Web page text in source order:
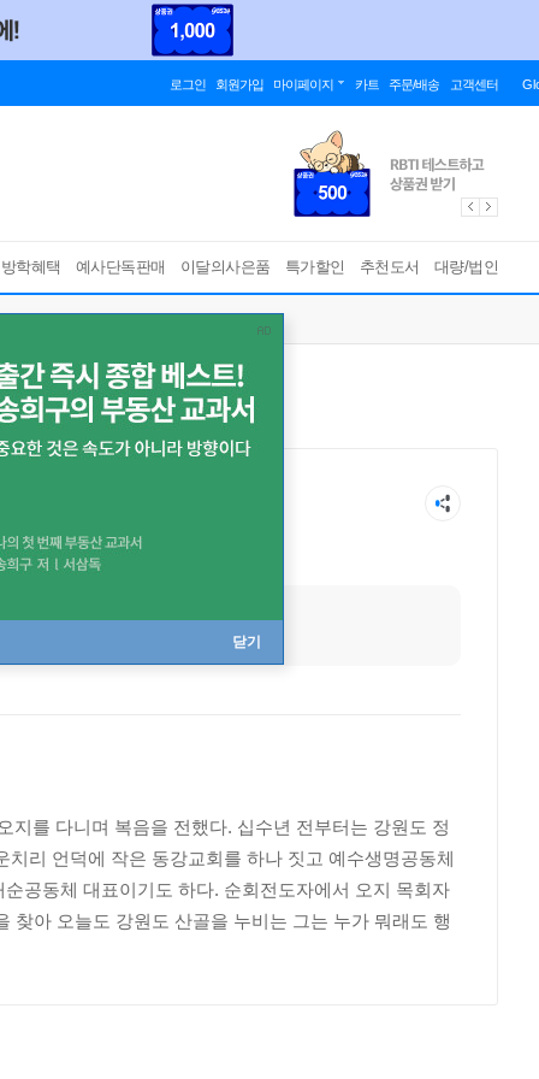
로그인 회원가입 마이페이지 카트 주문/배송 고객센터
학혜택 예사단독판매 이달의사은품 특가할인 추천도서 대량/법인
닫기
를 다니며 복음을 전했다. 십수년 전부터는 강원도 정
리 언덕에 작은 동강교회를 하나 짓고 예수생명공동체
공동체 대표이기도 하다. 순회전도자에서 오지 목회자
찾아 오늘도 강원도 산골을 누비는 그는 누가 뭐래도 행